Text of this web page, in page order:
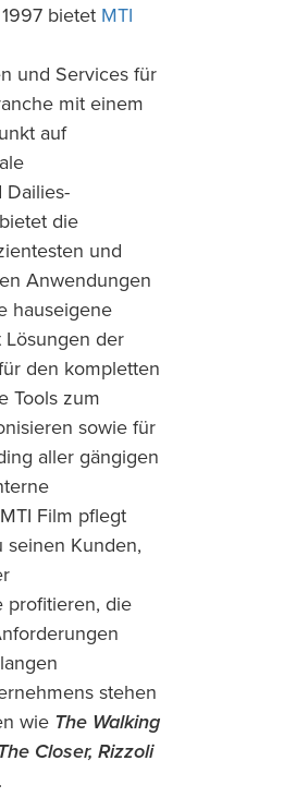
bietet MTI
und Services für
mit einem
auf
Dailies-
die
und
Anwendungen
hauseigene
Lösungen der
den kompletten
Tools zum
sowie für
aller gängigen
Film pflegt
Kunden,
profitieren, die
stehen
wie The Walking
Closer, Rizzoli